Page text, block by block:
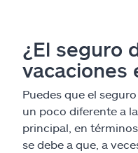
¿El seguro
vacaciones
Puedes que el
un poco diferente a
principal, en
se debe a que, a